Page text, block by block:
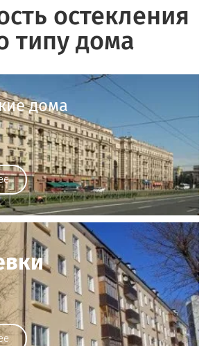
остекления
типу дома
дома